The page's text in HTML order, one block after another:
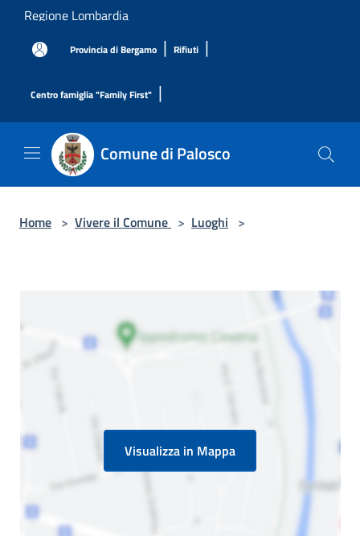
Salta al contenuto principale
Regione Lombardia
Provincia di Bergamo | Rifiuti |
Centro famiglia "Family First" |
Comune di Palosco
Home > Vivere il Comune > Luoghi >
Visualizza in Mappa